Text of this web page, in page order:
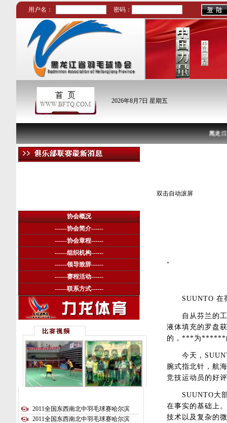
用户名： 密码：
2026年8月7日 星期五
黑龙江
2016哈尔滨市职工
羽毛球比赛的通知
举行。
协会概况
------协会简介------
------协会章程------
------组织机构------
------领导致辞------
------赛程活动------
------联系方式------
2011全国东西南北中羽毛球赛哈尔滨
2011全国东西南北中羽毛球赛哈尔滨
双击自动滚屏
"
SUUNTO 在荷
自从芬兰的工
液体填充的罗盘
的，***为******
今天，
腕式指北针，航
竞技运动员的好
SUUNTO大部
在事实的基础上
技术以及复杂的